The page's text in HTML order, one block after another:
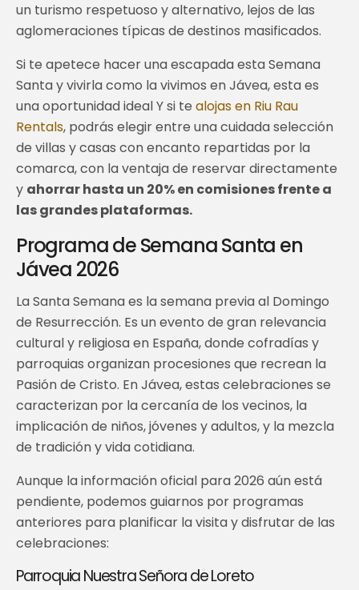
un turismo respetuoso y alternativo, lejos de las
aglomeraciones típicas de destinos masificados.
Si te apetece hacer una escapada esta Semana
Santa y vivirla como la vivimos en Jávea, esta es
una oportunidad ideal Y si te alojas en Riu Rau
Rentals, podrás elegir entre una cuidada selección
de villas y casas con encanto repartidas por la
comarca, con la ventaja de reservar directamente
y ahorrar hasta un 20% en comisiones frente a
las grandes plataformas.
Programa de Semana Santa en
Jávea 2026
La Santa Semana es la semana previa al Domingo
de Resurrección. Es un evento de gran relevancia
cultural y religiosa en España, donde cofradías y
parroquias organizan procesiones que recrean la
Pasión de Cristo. En Jávea, estas celebraciones se
caracterizan por la cercanía de los vecinos, la
implicación de niños, jóvenes y adultos, y la mezcla
de tradición y vida cotidiana.
Aunque la información oficial para 2026 aún está
pendiente, podemos guiarnos por programas
anteriores para planificar la visita y disfrutar de las
celebraciones:
Parroquia Nuestra Señora de Loreto